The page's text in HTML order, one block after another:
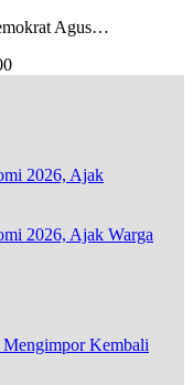
Agus…
2026, Ajak Warga
Kembali